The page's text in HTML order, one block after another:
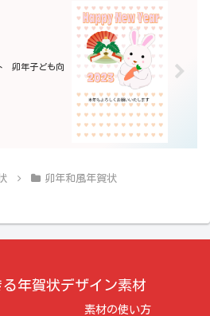
卯年子ども向
卯年和風年賀状
年賀状デザイン素材
素材の使い方